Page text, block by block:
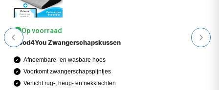
✔ Op voorraad
Good4You Zwangerschapskussen
Afneembare- en wasbare hoes
Voorkomt zwangerschapspijntjes
Verlicht rug-, heup- en nekklachten